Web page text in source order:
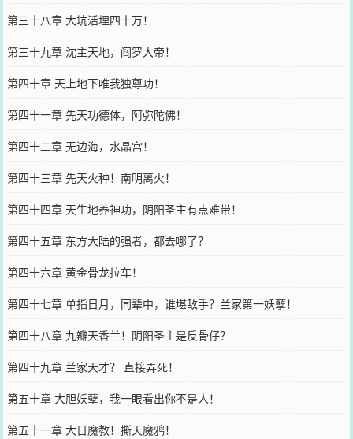
第三十八章 大坑活埋四十万！
第三十九章 沈主天地，阎罗大帝！
第四十章 天上地下唯我独尊功！
第四十一章 先天功德体，阿弥陀佛！
第四十二章 无边海，水晶宫！
第四十三章 先天火种！南明离火！
第四十四章 天生地养神功，阴阳圣主有点难带！
第四十五章 东方大陆的强者，都去哪了？
第四十六章 黄金骨龙拉车！
第四十七章 单指日月，同辈中，谁堪敌手？兰家第一妖孽！
第四十八章 九瓣天香兰！阴阳圣主是反骨仔？
第四十九章 兰家天才？ 直接弄死！
第五十章 大胆妖孽，我一眼看出你不是人！
第五十一章 大日魔教！撕天魔鸦！